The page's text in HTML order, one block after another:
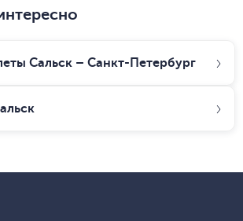
Сальск – Санкт-Петербург